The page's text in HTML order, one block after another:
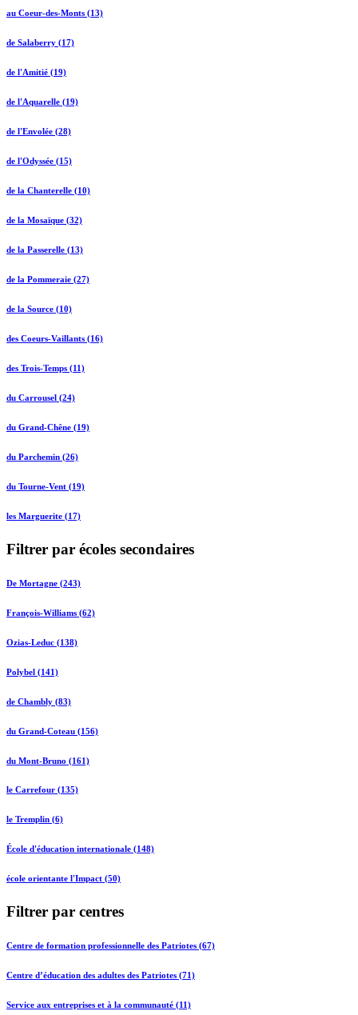
au Coeur-des-Monts (13)
de Salaberry (17)
de l'Amitié (19)
de l'Aquarelle (19)
de l'Envolée (28)
de l'Odyssée (15)
de la Chanterelle (10)
de la Mosaïque (32)
de la Passerelle (13)
de la Pommeraie (27)
de la Source (10)
des Coeurs-Vaillants (16)
des Trois-Temps (11)
du Carrousel (24)
du Grand-Chêne (19)
du Parchemin (26)
du Tourne-Vent (19)
les Marguerite (17)
Filtrer par écoles secondaires
De Mortagne (243)
François-Williams (62)
Ozias-Leduc (138)
Polybel (141)
de Chambly (83)
du Grand-Coteau (156)
du Mont-Bruno (161)
le Carrefour (135)
le Tremplin (6)
École d'éducation internationale (148)
école orientante l'Impact (50)
Filtrer par centres
Centre de formation professionnelle des Patriotes (67)
Centre d’éducation des adultes des Patriotes (71)
Service aux entreprises et à la communauté (11)